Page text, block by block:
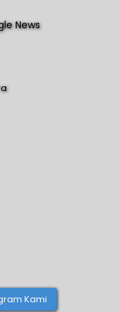
News
Kami